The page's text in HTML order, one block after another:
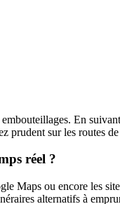
En
prudent sur les routes
réel ?
Maps ou encore les
alternatifs à